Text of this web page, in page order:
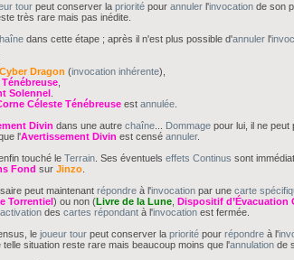
tourpeut conserver la prioritépour annulerl'invocationde son
très rare mais pas inédite.
dans cette étape ; après il n'est plus possible d'annulerl'
Cyber Dragon (invocation inhérente),
,
Solennel
Céleste Ténébreuseest annulée.
Divin dans une autre chaîne... Dommagepour lui, il ne peut
l'Avertissement Divin est censé annuler.
touché le Terrain. Ses éventuels effets Continus sont
Fond sur Jinzo.
peut maintenant répondreà l'invocationpar une carte
Torrentiel ) ou non (Livre de la Lune, Dispositif d’Évacuation
activationdes cartes répondantà l'invocationest fermée.
le joueur tourpeut conserver la prioritépour répondreà l'
situation reste rare mais beaucoup moins que l'annulationde